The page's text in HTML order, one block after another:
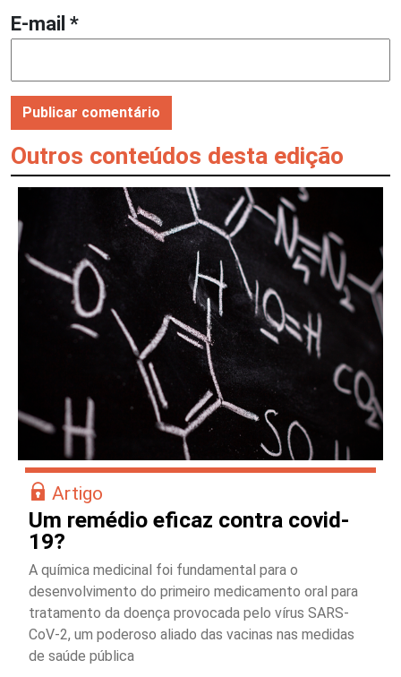
E-mail *
Outros conteúdos desta edição
Artigo
Um remédio eficaz contra covid-
19?
A química medicinal foi fundamental para o
desenvolvimento do primeiro medicamento oral para
tratamento da doença provocada pelo vírus SARS-
CoV-2, um poderoso aliado das vacinas nas medidas
de saúde pública